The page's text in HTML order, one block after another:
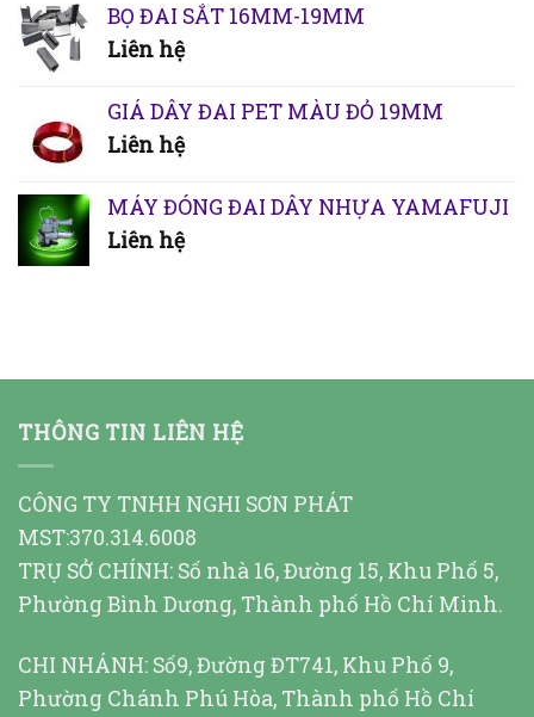
BỌ ĐAI SẮT 16MM-19MM
Liên hệ
GIÁ DÂY ĐAI PET MÀU ĐỎ 19MM
Liên hệ
MÁY ĐÓNG ĐAI DÂY NHỰA YAMAFUJI
Liên hệ
THÔNG TIN LIÊN HỆ
CÔNG TY TNHH NGHI SƠN PHÁT
MST:370.314.6008
TRỤ SỞ CHÍNH: Số nhà 16, Đường 15, Khu Phố 5,
Phường Bình Dương, Thành phố Hồ Chí Minh.
CHI NHÁNH: Số9, Đường ĐT741, Khu Phố 9,
Phường Chánh Phú Hòa, Thành phố Hồ Chí